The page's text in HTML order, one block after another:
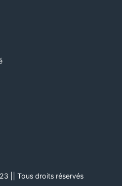
|| Tous droits réservés